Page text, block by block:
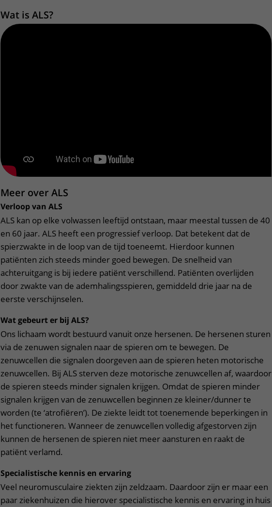
Wat is ALS?
Meer over ALS
Verloop van ALS
ALS kan op elke volwassen leeftijd ontstaan, maar meestal tussen de 40
en 60 jaar. ALS heeft een progressief verloop. Dat betekent dat de
spierzwakte in de loop van de tijd toeneemt. Hierdoor kunnen
patiënten zich steeds minder goed bewegen. De snelheid van
achteruitgang is bij iedere patiënt verschillend. Patiënten overlijden
door zwakte van de ademhalingsspieren, gemiddeld drie jaar na de
eerste verschijnselen.
Wat gebeurt er bij ALS?
Ons lichaam wordt bestuurd vanuit onze hersenen. De hersenen sturen
via de zenuwen signalen naar de spieren om te bewegen. De
zenuwcellen die signalen doorgeven aan de spieren heten motorische
zenuwcellen. Bij ALS sterven deze motorische zenuwcellen af, waardoor
de spieren steeds minder signalen krijgen. Omdat de spieren minder
signalen krijgen van de zenuwcellen beginnen ze kleiner/dunner te
worden (te ‘atrofiëren’). De ziekte leidt tot toenemende beperkingen in
het functioneren. Wanneer de zenuwcellen volledig afgestorven zijn
kunnen de hersenen de spieren niet meer aansturen en raakt de
patiënt verlamd.
Specialistische kennis en ervaring
Veel neuromusculaire ziekten zijn zeldzaam. Daardoor zijn er maar een
paar ziekenhuizen die hierover specialistische kennis en ervaring in huis